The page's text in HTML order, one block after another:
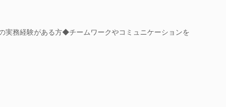
実務経験がある方◆チームワークやコミュニケーションを